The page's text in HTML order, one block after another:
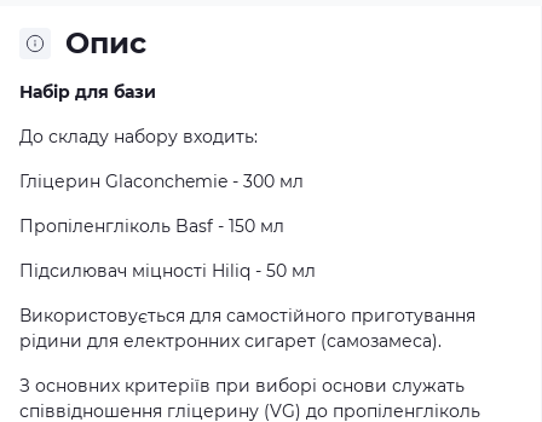
Опис
Набір для бази
До складу набору входить:
Гліцерин Glaconchemie - 300 мл
Пропіленгліколь Basf - 150 мл
Підсилювач міцності Hiliq - 50 мл
Використовується для самостійного приготування
рідини для електронних сигарет (самозамеса).
З основних критеріїв при виборі основи служать
співвідношення гліцерину (VG) до пропіленгліколь